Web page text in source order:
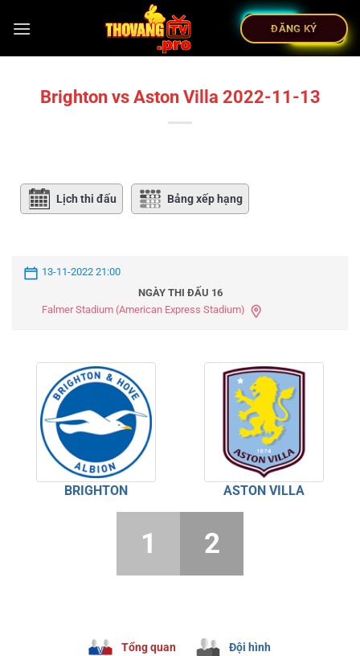
ĐĂNG KÝ
Brighton vs Aston Villa 2022-11-13
Lịch thi đấu Bảng xếp hạng
13-11-2022 21:00
NGÀY THI ĐẤU 16
Falmer Stadium (American Express Stadium)
BRIGHTON ASTON VILLA
1 2
Tổng quan Đội hình